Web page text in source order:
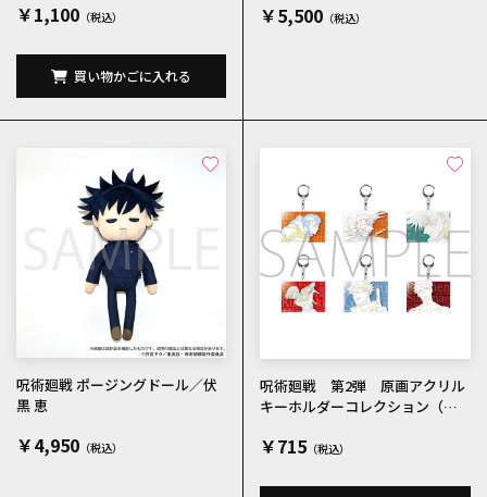
￥1,100
買い物かごに入れる
￥5,500
呪術廻戦 ポージングドール／伏
黒 恵
￥4,950
呪術廻戦 第2弾 原画アクリル
キーホルダーコレクション（全6
￥715